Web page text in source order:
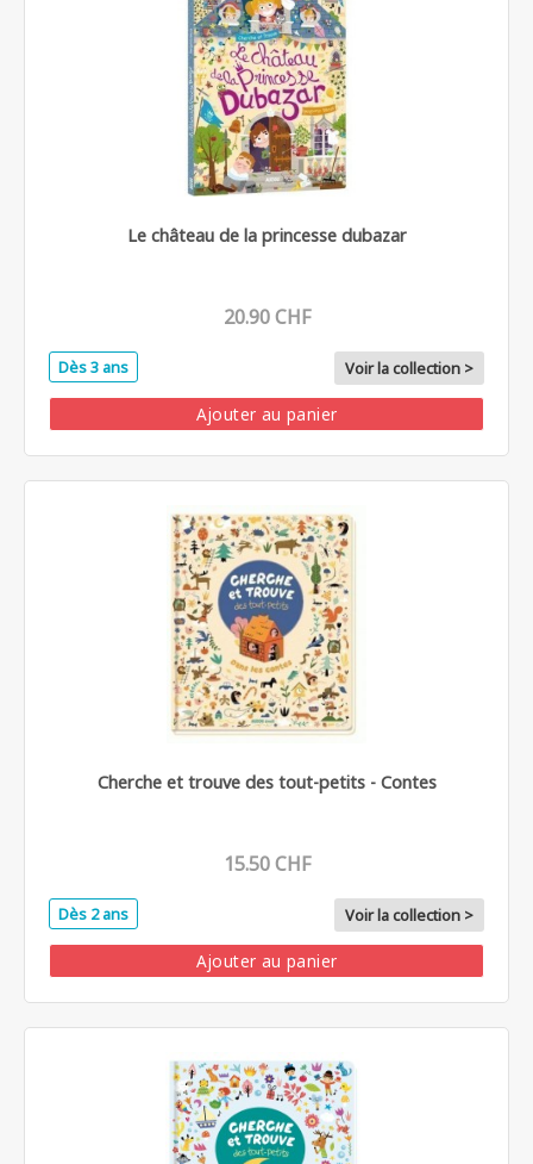
Le château de la princesse dubazar
20.90 CHF
Dès 3 ans Voir la collection >
Ajouter au panier
Cherche et trouve des tout-petits - Contes
15.50 CHF
Dès 2 ans Voir la collection >
Ajouter au panier